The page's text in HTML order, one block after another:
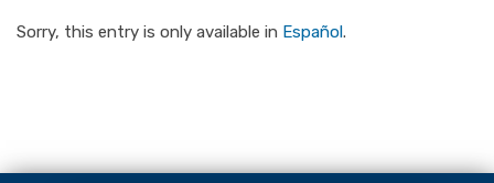
Sorry, this entry is only available in Español.